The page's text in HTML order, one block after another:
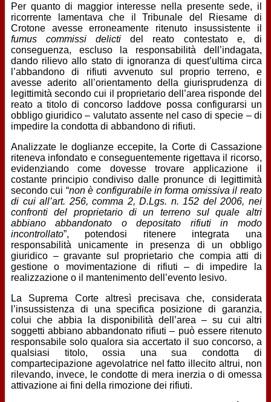
Per quanto di maggior interesse nella presente sede, il
ricorrente lamentava che il Tribunale del Riesame di
Crotone avesse erroneamente ritenuto insussistente il
fumus commissi delicti del reato contestato e, di
conseguenza, escluso la responsabilità dell’indagata,
dando rilievo allo stato di ignoranza di quest’ultima circa
l’abbandono di rifiuti avvenuto sul proprio terreno, e
avesse aderito all’orientamento della giurisprudenza di
legittimità secondo cui il proprietario dell’area risponde del
reato a titolo di concorso laddove possa configurarsi un
obbligo giuridico – valutato assente nel caso di specie – di
impedire la condotta di abbandono di rifiuti.
Analizzate le doglianze eccepite, la Corte di Cassazione
riteneva infondato e conseguentemente rigettava il ricorso,
evidenziando come dovesse trovare applicazione il
costante principio condiviso dalle pronunce di legittimità
secondo cui “non è configurabile in forma omissiva il reato
di cui all’art. 256, comma 2, D.Lgs. n. 152 del 2006, nei
confronti del proprietario di un terreno sul quale altri
abbiano abbandonato o depositato rifiuti in modo
incontrollato”, potendosi ritenere integrata una
responsabilità unicamente in presenza di un obbligo
giuridico – gravante sul proprietario che compia atti di
gestione o movimentazione di rifiuti – di impedire la
realizzazione o il mantenimento dell’evento lesivo.
La Suprema Corte altresì precisava che, considerata
l’insussistenza di una specifica posizione di garanzia,
colui che abbia la disponibilità dell’area – su cui altri
soggetti abbiano abbandonato rifiuti – può essere ritenuto
responsabile solo qualora sia accertato il suo concorso, a
qualsiasi titolo, ossia una sua condotta di
compartecipazione agevolatrice nel fatto illecito altrui, non
rilevando, invece, le condotte di mera inerzia o di omessa
attivazione ai fini della rimozione dei rifiuti.